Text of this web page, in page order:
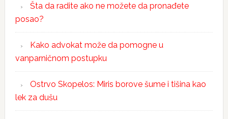
Šta da radite ako ne možete da pronađete
posao?
Kako advokat može da pomogne u
vanparničnom postupku
Ostrvo Skopelos: Miris borove šume i tišina kao
lek za dušu